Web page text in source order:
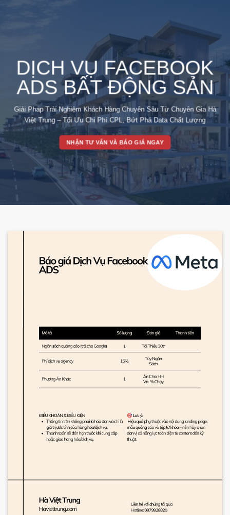
DỊCH VỤ FACEBOOK
ADS BẤT ĐỘNG SẢN
Giải Pháp Trải Nghiệm Khách Hàng Chuyên Sâu Từ Chuyên Gia Hà
Việt Trung – Tối Ưu Chi Phí CPL, Bứt Phá Data Chất Lượng
NHẬN TƯ VẤN VÀ BÁO GIÁ NGAY